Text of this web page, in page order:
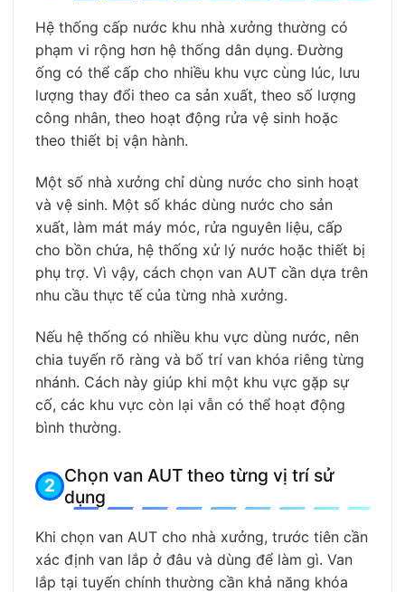
Hệ thống cấp nước khu nhà xưởng thường có
phạm vi rộng hơn hệ thống dân dụng. Đường
ống có thể cấp cho nhiều khu vực cùng lúc, lưu
lượng thay đổi theo ca sản xuất, theo số lượng
công nhân, theo hoạt động rửa vệ sinh hoặc
theo thiết bị vận hành.
Một số nhà xưởng chỉ dùng nước cho sinh hoạt
và vệ sinh. Một số khác dùng nước cho sản
xuất, làm mát máy móc, rửa nguyên liệu, cấp
cho bồn chứa, hệ thống xử lý nước hoặc thiết bị
phụ trợ. Vì vậy, cách chọn van AUT cần dựa trên
nhu cầu thực tế của từng nhà xưởng.
Nếu hệ thống có nhiều khu vực dùng nước, nên
chia tuyến rõ ràng và bố trí van khóa riêng từng
nhánh. Cách này giúp khi một khu vực gặp sự
cố, các khu vực còn lại vẫn có thể hoạt động
bình thường.
Chọn van AUT theo từng vị trí sử
dụng
Khi chọn van AUT cho nhà xưởng, trước tiên cần
xác định van lắp ở đâu và dùng để làm gì. Van
lắp tại tuyến chính thường cần khả năng khóa